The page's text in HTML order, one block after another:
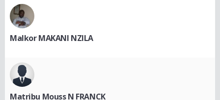
Malkor MAKANI NZILA
Matribu Mouss N FRANCK